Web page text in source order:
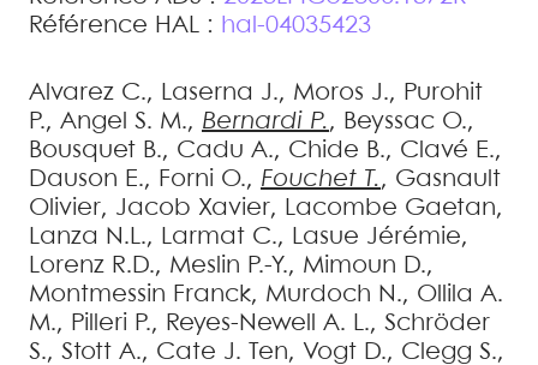
Référence HAL : hal-04035423
Alvarez C., Laserna J., Moros J., Purohit
P., Angel S. M., Bernardi P., Beyssac O.,
Bousquet B., Cadu A., Chide B., Clavé E.,
Dauson E., Forni O., Fouchet T., Gasnault
Olivier, Jacob Xavier, Lacombe Gaetan,
Lanza N.L., Larmat C., Lasue Jérémie,
Lorenz R.D., Meslin P.-Y., Mimoun D.,
Montmessin Franck, Murdoch N., Ollila A.
M., Pilleri P., Reyes-Newell A. L., Schröder
S., Stott A., Cate J. Ten, Vogt D., Clegg S.,